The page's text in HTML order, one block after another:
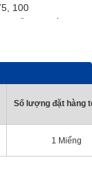
100
dẫn bị xoắn,
tiêu chuẩn của
Số lượng đặt hàng
1 Miếng